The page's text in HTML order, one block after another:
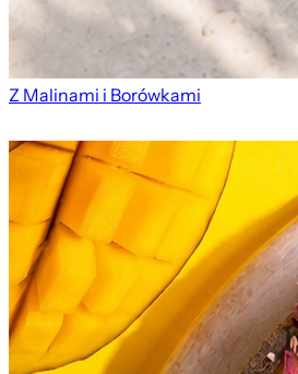
Z Malinami i Borówkami